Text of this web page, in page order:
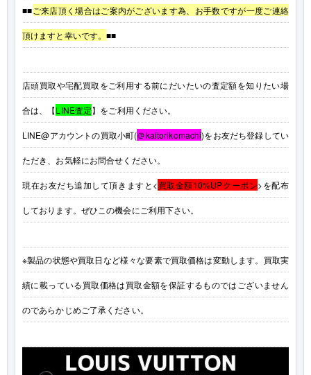
■■ご来店頂く場合はご案内がございます為、お手数ですが一度ご連絡
頂けますと幸いです。■■
店頭買取や宅配買取をご利用する前にだいたいの査定額を知りたい場
合は、【LINE査定】をご利用ください。
LINE@アカウントの買取小町(＠kaitorikomachi)をお友だち登録してい
ただき、お気軽にお問合せください。
現在お友だち追加して頂きますと<買取金額10%UPクーポン>を配布
しております。ぜひこの機会にご利用下さい。
※製品の状態や買取日など様々な要素で買取価格は変動します。買取実
績に載っている買取価格は買取金額を保証するものではございません
のであらかじめご了承ください。